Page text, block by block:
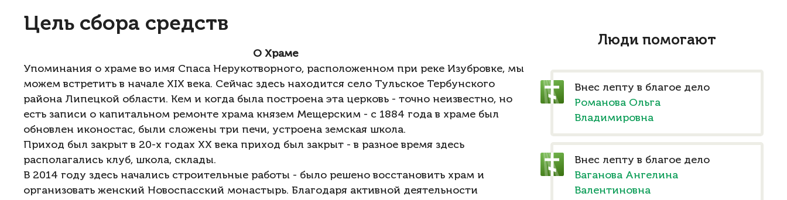
Цель сбора средств
О Храме
Упоминания о храме во имя Спаса Нерукотворного, расположенном при реке Изубровке, мы
можем встретить в начале XIX века. Сейчас здесь находится село Тульское Тербунского
района Липецкой области. Кем и когда была построена эта церковь - точно неизвестно, но
есть записи о капитальном ремонте храма князем Мещерским - с 1884 года в храме был
обновлен иконостас, были сложены три печи, устроена земская школа.
Приход был закрыт в 20-х годах XX века приход был закрыт - в разное время здесь
располагались клуб, школа, склады.
В 2014 году здесь начались строительные работы - было решено восстановить храм и
организовать женский Новоспасский монастырь. Благодаря активной деятельности
Люди помогают
Внес лепту в благое дело
Романова Ольга
Владимировна
Внес лепту в благое дело
Ваганова Ангелина
Валентиновна